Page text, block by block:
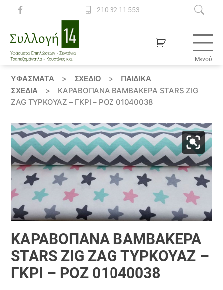
210 32 11 553
14
Μενού
ΥΦΆΣΜΑΤΑ > ΣΧΕΔΙΟ >
ΠΑΙΔΙΚΆ
ΣΧΈΔΙΑ
>
ΚΑΡΑΒΌΠΑΝΑ ΒΑΜΒΑΚΕΡΆ STARS ZIG
ZAG ΤΥΡΚΟΥΆΖ – ΓΚΡΊ – ΡΌΖ 01040038
ΚΑΡΑΒΌΠΑΝΑ ΒΑΜΒΑΚΕΡΆ
STARS ZIG ZAG ΤΥΡΚΟΥΆΖ –
ΓΚΡΊ – ΡΌΖ 01040038